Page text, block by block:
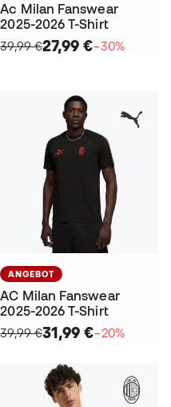
Ac Milan Fanswear
2025-2026 T-Shirt
39,99 €27,99 €−30%
ANGEBOT
AC Milan Fanswear
2025-2026 T-Shirt
39,99 €31,99 €−20%